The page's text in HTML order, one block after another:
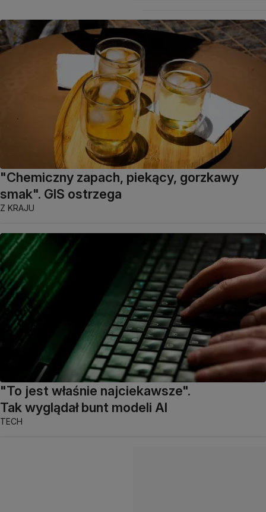
"Chemiczny zapach, piekący, gorzkawy
smak". GIS ostrzega
Z KRAJU
"To jest właśnie najciekawsze".
Tak wyglądał bunt modeli AI
TECH